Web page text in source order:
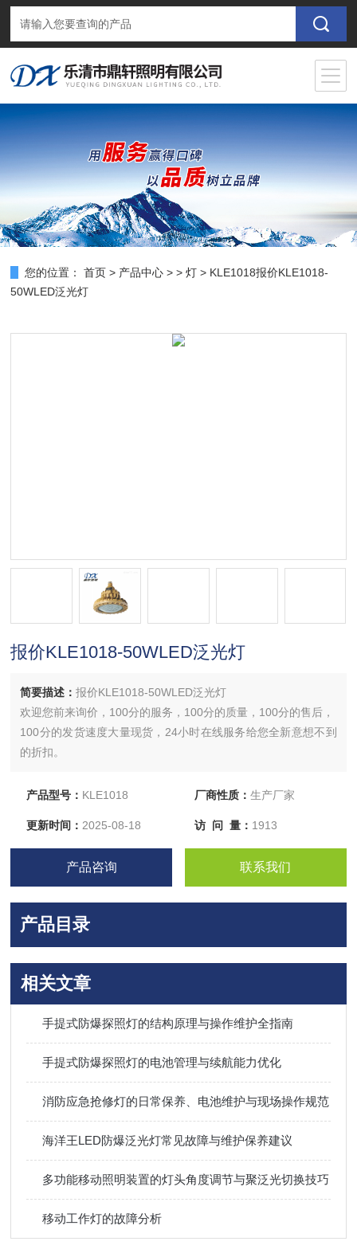
您的位置： 首页 > 产品中心 > >灯 > KLE1018报价KLE1018-
50WLED泛光灯
报价KLE1018-50WLED泛光灯
简要描述：报价KLE1018-50WLED泛光灯
欢迎您前来询价，100分的服务，100分的质量，100分的售后，
100分的发货速度大量现货，24小时在线服务给您全新意想不到
的折扣。
产品型号： KLE1018 厂商性质： 生产厂家
更新时间： 2025-08-18 访 问 量： 1913
产品咨询 联系我们
产品目录
相关文章
手提式防爆探照灯的结构原理与操作维护全指南
手提式防爆探照灯的电池管理与续航能力优化
消防应急抢修灯的日常保养、电池维护与现场操作规范
海洋王LED防爆泛光灯常见故障与维护保养建议
多功能移动照明装置的灯头角度调节与聚泛光切换技巧
移动工作灯的故障分析